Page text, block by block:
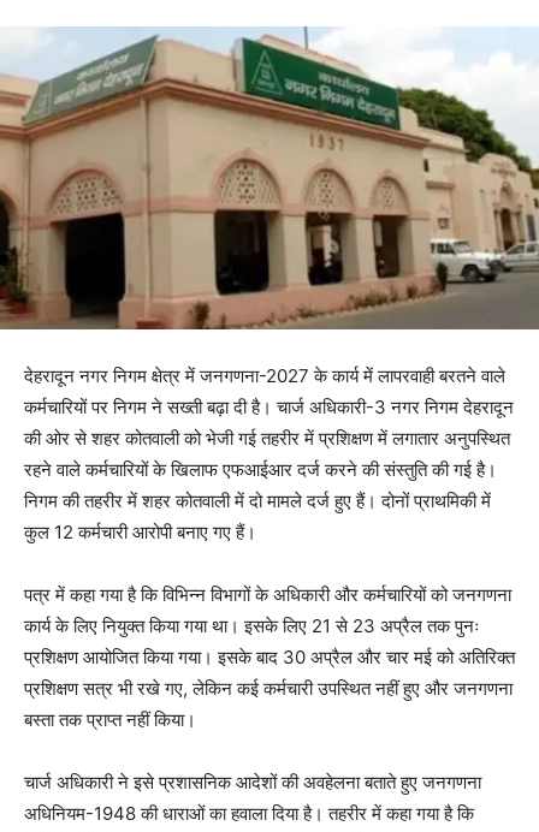
देहरादून नगर निगम क्षेत्र में जनगणना-2027 के कार्य में लापरवाही बरतने वाले
कर्मचारियों पर निगम ने सख्ती बढ़ा दी है। चार्ज अधिकारी-3 नगर निगम देहरादून
की ओर से शहर कोतवाली को भेजी गई तहरीर में प्रशिक्षण में लगातार अनुपस्थित
रहने वाले कर्मचारियों के खिलाफ एफआईआर दर्ज करने की संस्तुति की गई है।
निगम की तहरीर में शहर कोतवाली में दो मामले दर्ज हुए हैं। दोनों प्राथमिकी में
कुल 12 कर्मचारी आरोपी बनाए गए हैं।
पत्र में कहा गया है कि विभिन्न विभागों के अधिकारी और कर्मचारियों को जनगणना
कार्य के लिए नियुक्त किया गया था। इसके लिए 21 से 23 अप्रैल तक पुनः
प्रशिक्षण आयोजित किया गया। इसके बाद 30 अप्रैल और चार मई को अतिरिक्त
प्रशिक्षण सत्र भी रखे गए, लेकिन कई कर्मचारी उपस्थित नहीं हुए और जनगणना
बस्ता तक प्राप्त नहीं किया।
चार्ज अधिकारी ने इसे प्रशासनिक आदेशों की अवहेलना बताते हुए जनगणना
अधिनियम-1948 की धाराओं का हवाला दिया है। तहरीर में कहा गया है कि